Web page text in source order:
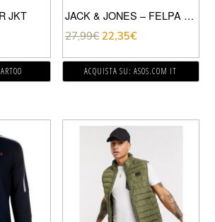
JKT JACK & JONES – FELPA CON CAPPUCCIO E LOGO MIMETICO-GRIGIO
27,99€ 22,35€
ACQUISTA SU: ASOS.COM IT